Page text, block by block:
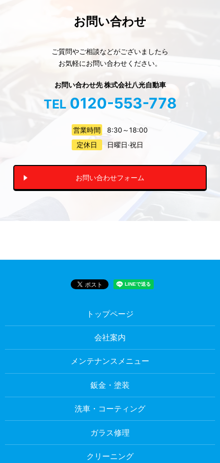
お問い合わせ
ご質問やご相談などがございましたら
お気軽にお問い合わせください。
お問い合わせ先 株式会社八光自動車
TEL 0120-553-778
営業時間
8:30～18:00
定休日
日曜日·祝日
お問い合わせフォーム
トップページ
会社案内
メンテナンスメニュー
鈑金・塗装
洗車・コーティング
ガラス修理
クリーニング